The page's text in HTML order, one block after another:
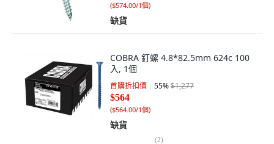
($574.00/1個)
缺貨
COBRA 釘螺 4.8*82.5mm 624c 100
入, 1個
首購折扣價 55%$1,277
$564
($564.00/1個)
缺貨
(2)